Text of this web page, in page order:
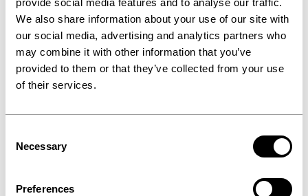
provide social media features and to analyse our traffic.
We also share information about your use of our site with
our social media, advertising and analytics partners who
may combine it with other information that you’ve
provided to them or that they’ve collected from your use
of their services.
Selection
Necessary
Preferences
Hybrides Marken- und Produkttraining für adidas'
'Support Is Everything' Kampagne - für Retail-Teams
und Konsumenten in der DACH-Region.
Mehr Infos